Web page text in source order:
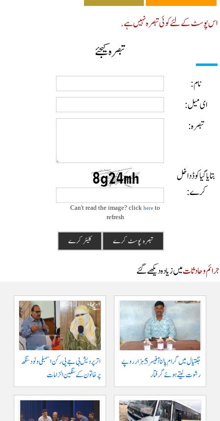
کے لئے کوئی تبصرہ نہیں ہے.
تبصرہ کیجئے
نام:
ای میل:
تبصرہ:
گیا کوڈ داخل
کرے:
Can't read the image? clickhere
refresh
و حادثاتمیں زیادہ دیکھے گئے
جگتیال میں گرام پالنا آفیسر 5 ہزار روپے
رشوت لیتے ہوئے گرفتار
اتر پردیش بی جے پی رکن اسمبلی ونود سنگھ
پر خاتون کے سنگین الزامات